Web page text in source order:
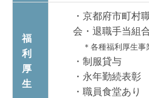
福
利
厚
生
・京都府市町村
会・退職手当組
＊各種福利厚生事
・制服貸与
・永年勤続表彰
・職員食堂あり